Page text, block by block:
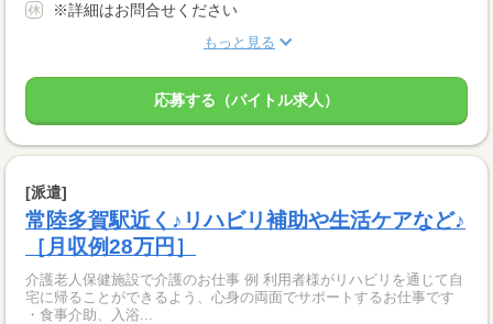
※詳細はお問合せください
もっと見る
応募する（バイトル求人）
[派遣]
常陸多賀駅近く♪リハビリ補助や生活ケアなど♪
［月収例28万円］
介護老人保健施設で介護のお仕事 例 利用者様がリハビリを通じて自
宅に帰ることができるよう、心身の両面でサポートするお仕事です
・食事介助、入浴...